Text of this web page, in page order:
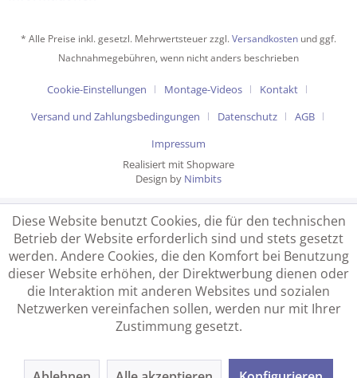
* Alle Preise inkl. gesetzl. Mehrwertsteuer zzgl.Versandkosten und ggf.
Nachnahmegebühren, wenn nicht anders beschrieben
Cookie-Einstellungen Montage-Videos
Kontakt
Versand und Zahlungsbedingungen
Datenschutz
AGB
Impressum
Realisiert mit Shopware
Design by Nimbits
Diese Website benutzt Cookies, die für den technischen
Betrieb der Website erforderlich sind und stets gesetzt
werden. Andere Cookies, die den Komfort bei Benutzung
dieser Website erhöhen, der Direktwerbung dienen oder
die Interaktion mit anderen Websites und sozialen
Netzwerken vereinfachen sollen, werden nur mit Ihrer
Zustimmung gesetzt.